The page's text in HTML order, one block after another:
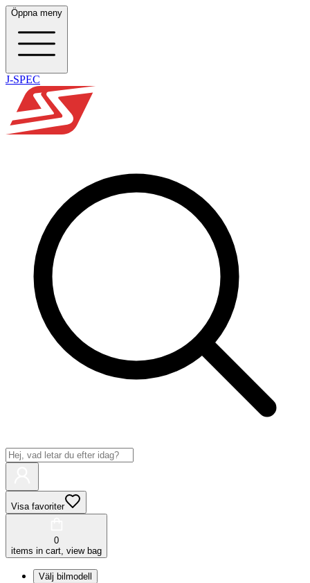
Öppna meny
J-SPEC
Visa favoriter
0
items in cart, view bag
Välj bilmodell